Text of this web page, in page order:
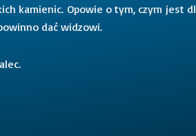
kamienic. Opowie o tym, czym jest
dać widzowi.